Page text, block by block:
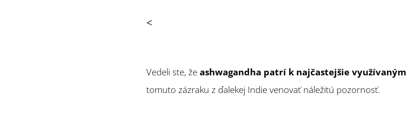
<
Vedeli ste, že ashwagandha patrí k najčastejšie
tomuto zázraku z ďalekej Indie venovať náležitú pozornosť.